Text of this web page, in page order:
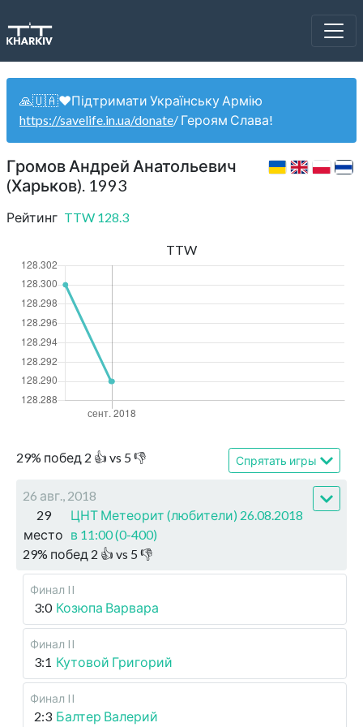
🙏🇺🇦❤️Підтримати Українську Армію
https://savelife.in.ua/donate/ Героям Слава!
Громов Андрей Анатольевич
(Харьков). 1993
Рейтинг TTW 128.3
29% побед 2 👍 vs 5👎 Спрятать игры
26 авг., 2018
29
место
ЦНТ Метеорит (любители) 26.08.2018
в 11:00 (0-400)
29% побед 2 👍 vs 5 👎
Финал II
3:0 Козюпа Варвара
Финал II
3:1 Кутовой Григорий
Финал II
2:3 Балтер Валерий
TTW